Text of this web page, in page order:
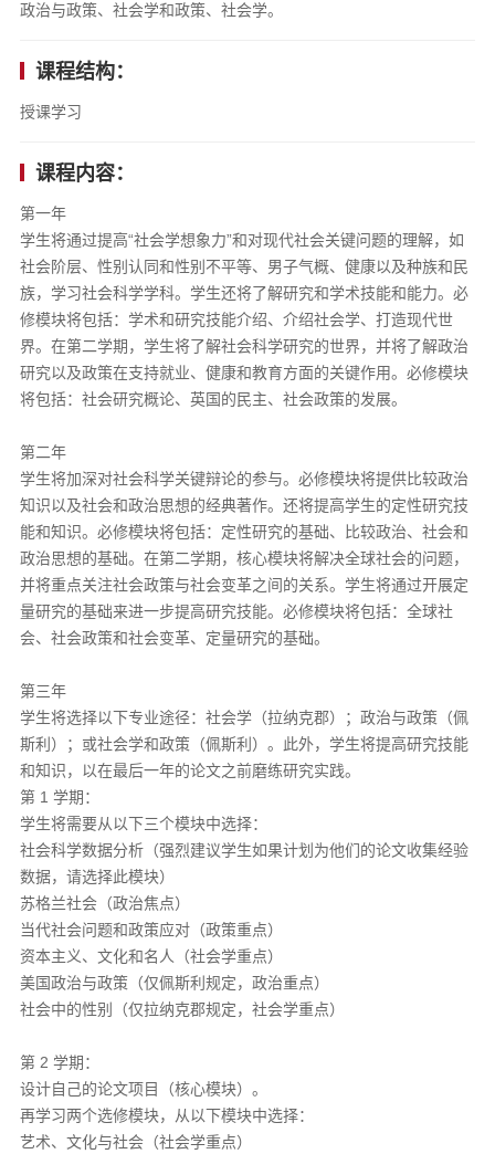
政治与政策、社会学和政策、社会学。
课程结构：
授课学习
课程内容：
第一年
学生将通过提高“社会学想象力”和对现代社会关键问题的理解，如
社会阶层、性别认同和性别不平等、男子气概、健康以及种族和民
族，学习社会科学学科。学生还将了解研究和学术技能和能力。必
修模块将包括：学术和研究技能介绍、介绍社会学、打造现代世
界。在第二学期，学生将了解社会科学研究的世界，并将了解政治
研究以及政策在支持就业、健康和教育方面的关键作用。必修模块
将包括：社会研究概论、英国的民主、社会政策的发展。
第二年
学生将加深对社会科学关键辩论的参与。必修模块将提供比较政治
知识以及社会和政治思想的经典著作。还将提高学生的定性研究技
能和知识。必修模块将包括：定性研究的基础、比较政治、社会和
政治思想的基础。在第二学期，核心模块将解决全球社会的问题，
并将重点关注社会政策与社会变革之间的关系。学生将通过开展定
量研究的基础来进一步提高研究技能。必修模块将包括：全球社
会、社会政策和社会变革、定量研究的基础。
第三年
学生将选择以下专业途径：社会学（拉纳克郡）；政治与政策（佩
斯利）；或社会学和政策（佩斯利）。此外，学生将提高研究技能
和知识，以在最后一年的论文之前磨练研究实践。
第 1 学期：
学生将需要从以下三个模块中选择：
社会科学数据分析（强烈建议学生如果计划为他们的论文收集经验
数据，请选择此模块）
苏格兰社会（政治焦点）
当代社会问题和政策应对（政策重点）
资本主义、文化和名人（社会学重点）
美国政治与政策（仅佩斯利规定，政治重点）
社会中的性别（仅拉纳克郡规定，社会学重点）
第 2 学期：
设计自己的论文项目（核心模块）。
再学习两个选修模块，从以下模块中选择：
艺术、文化与社会（社会学重点）